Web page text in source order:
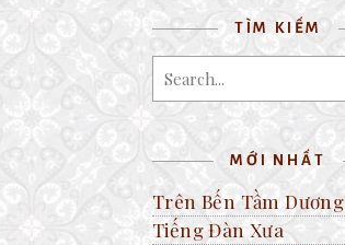
TÌM KIẾM
MỚI NHẤT
Trên Bến Tầm Dương
Tiếng Đàn Xưa